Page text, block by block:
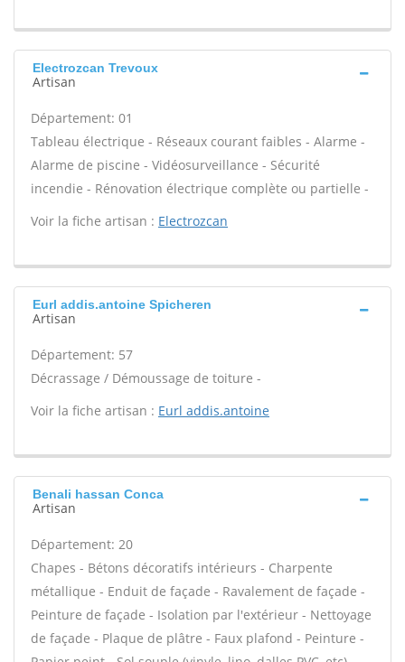
Electrozcan Trevoux
Artisan
Département: 01
Tableau électrique - Réseaux courant faibles - Alarme -
Alarme de piscine - Vidéosurveillance - Sécurité
incendie - Rénovation électrique complète ou partielle -
Voir la fiche artisan : Electrozcan
Eurl addis.antoine Spicheren
Artisan
Département: 57
Décrassage / Démoussage de toiture -
Voir la fiche artisan : Eurl addis.antoine
Benali hassan Conca
Artisan
Département: 20
Chapes - Bétons décoratifs intérieurs - Charpente
métallique - Enduit de façade - Ravalement de façade -
Peinture de façade - Isolation par l'extérieur - Nettoyage
de façade - Plaque de plâtre - Faux plafond - Peinture -